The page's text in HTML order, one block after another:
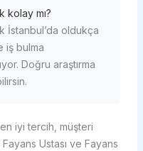
kolay mı?
İstanbul’da oldukça
iş bulma
Doğru araştırma
iyi tercih, müşteri
Ustası ve Fayans